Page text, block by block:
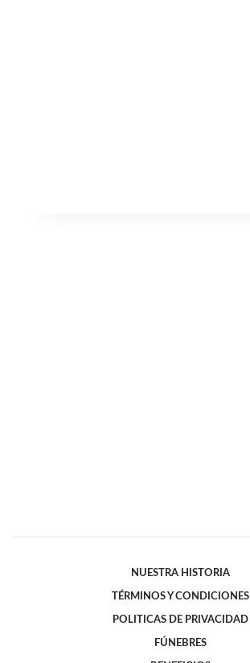
NUESTRA HISTORIA
TÉRMINOS Y CONDICIONES
POLITICAS DE PRIVACIDAD
FÚNEBRES